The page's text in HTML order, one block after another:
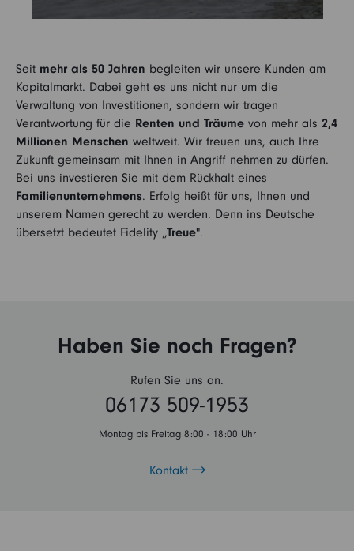
Seit mehr als 50 Jahren begleiten wir unsere Kunden am
Kapitalmarkt. Dabei geht es uns nicht nur um die
Verwaltung von Investitionen, sondern wir tragen
Verantwortung für die Renten und Träume von mehr als 2,4
Millionen Menschen weltweit. Wir freuen uns, auch Ihre
Zukunft gemeinsam mit Ihnen in Angriff nehmen zu dürfen.
Bei uns investieren Sie mit dem Rückhalt eines
Familienunternehmens. Erfolg heißt für uns, Ihnen und
unserem Namen gerecht zu werden. Denn ins Deutsche
übersetzt bedeutet Fidelity „Treue".
Haben Sie noch Fragen?
Rufen Sie uns an.
06173 509-1953
Montag bis Freitag 8:00 - 18:00 Uhr
Kontakt